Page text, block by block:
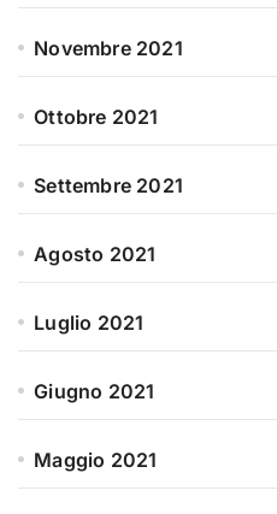
Novembre 2021
Ottobre 2021
Settembre 2021
Agosto 2021
Luglio 2021
Giugno 2021
Maggio 2021